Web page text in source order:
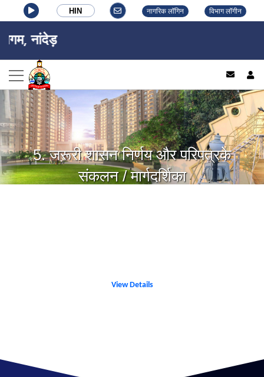
HIN नागरिक लॉगिन विभाग लॉगीन
नांदेड़
5. जरूरी शासन निर्णय और परिपत्रके
संकलन / मार्गदर्शिका
View Details